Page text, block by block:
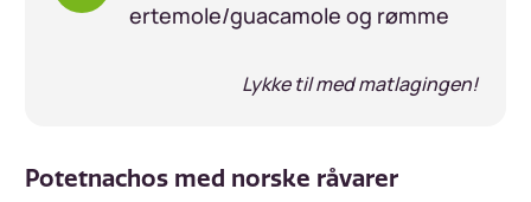
ertemole/guacamole og rømme
Lykke til med matlagingen!
Potetnachos med norske råvarer